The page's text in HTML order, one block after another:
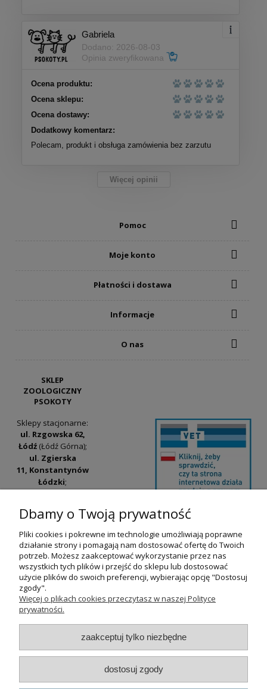
Gabriela
Dodano: 2026-08-03
Opinia zweryfikowana
Ocena produktu:
Ocena sklepu:
Ocena dostawy:
Dodatkowy komentarz:
Polecam, produkt i obsługa zamówienia bez zarzutu
Więcej opinii
Pomoc
Moje konto
Płatności i dostawa
Informacje
O nas
SKLEP
ZOOLOGICZNY
PSOKOTY
Sklepy stacjonarne:
ul. Rzgowska 62,
Łódź(Łódź Górna);
ul. Zgierska
11, Konstantynów
Łódzki;
Widzew).
Godziny otwarcia:
pn-pt 9:00-17:00
+48 530 230 483
psokoty@psokoty.pl
Sklep internetowy Shoper.pl
Dbamy o Twoją prywatność
Pliki cookies i pokrewne im technologie umożliwiają poprawne
działanie strony i pomagają nam dostosować ofertę do Twoich
potrzeb. Możesz zaakceptować wykorzystanie przez nas
wszystkich tych plików i przejść do sklepu lub dostosować
użycie plików do swoich preferencji, wybierając opcję "Dostosuj
zgody".
Więcej o plikach cookies przeczytasz w naszej Polityce
prywatności.
zaakceptuj tylko niezbędne
dostosuj zgody